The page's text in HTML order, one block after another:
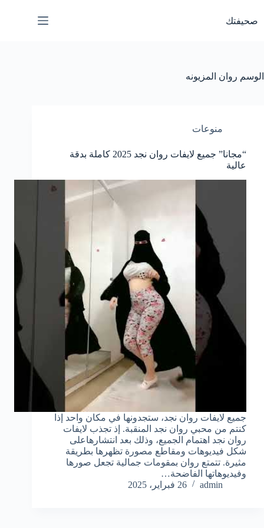
المحتوى
صحيفتك
الوسم روان المزيونه
منوعات
“مجانا” جميع لايفات روان نجد 2025 كاملة بدقة
عالية
جميع لايفات روان نجد، ستجدونها في مكان واحد إذا
كنتم من محبي روان نجد المنقبة. إذ تجذب لايفات
روان نجد اهتمام الجميع، وذلك بعد انتشارهاعلى
شكل فيديوهات ومقاطع مصورة تظهرها بطريقة
مثيرة. تتمتع روان بمقومات جمالية تجعل صورها
وفيديوهاتها الفاضحة…
admin
26 فبراير، 2025